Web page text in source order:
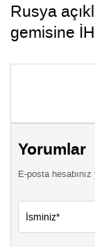
Rusya
gemisine
Yorumlar
E-posta